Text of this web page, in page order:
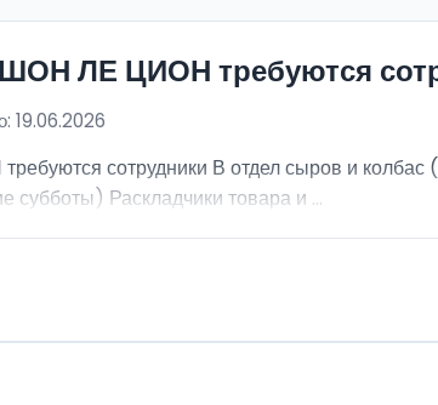
ЛЕ ЦИОН требуются
19.06.2026
сотрудники В отдел сыров и колбас
субботы) Раскладчики товара и ...